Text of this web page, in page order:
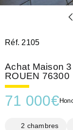
Réf. 2105
Achat Maison
ROUEN 76300
71 000€
2 chambres